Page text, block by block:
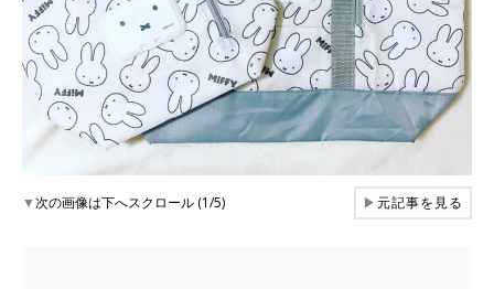
▼次の画像は下へスクロール (1/5) ▶元記事を見る